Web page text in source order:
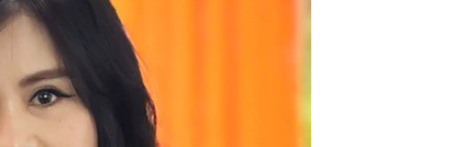
xa ước tính, dự báo khả năng
thế giới có động thái mới
tích hợp vào VNeID để